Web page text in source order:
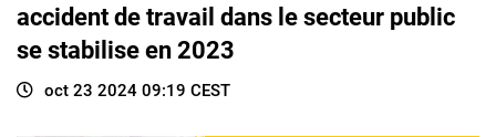
accident de travail dans le secteur public
se stabilise en 2023
oct 23 2024 09:19 CEST